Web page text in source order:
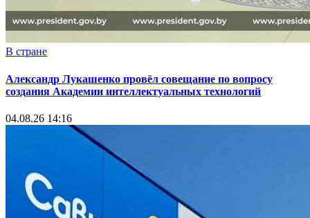
В стране
Александр Лукашенко провёл совещание по вопросу
создания Академии интеллектуальных технологий
04.08.26 14:16